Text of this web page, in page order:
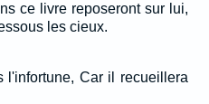
ce livre reposeront sur lui,
les cieux.
l'infortune, Car il recueillera